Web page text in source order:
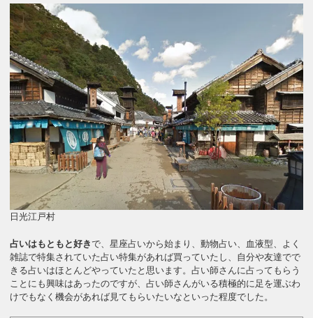
日光江戸村
占いはもともと好きで、星座占いから始まり、動物占い、血液型、よく
雑誌で特集されていた占い特集があれば買っていたし、自分や友達でで
きる占いはほとんどやっていたと思います。占い師さんに占ってもらう
ことにも興味はあったのですが、占い師さんがいる積極的に足を運ぶわ
けでもなく機会があれば見てもらいたいなといった程度でした。